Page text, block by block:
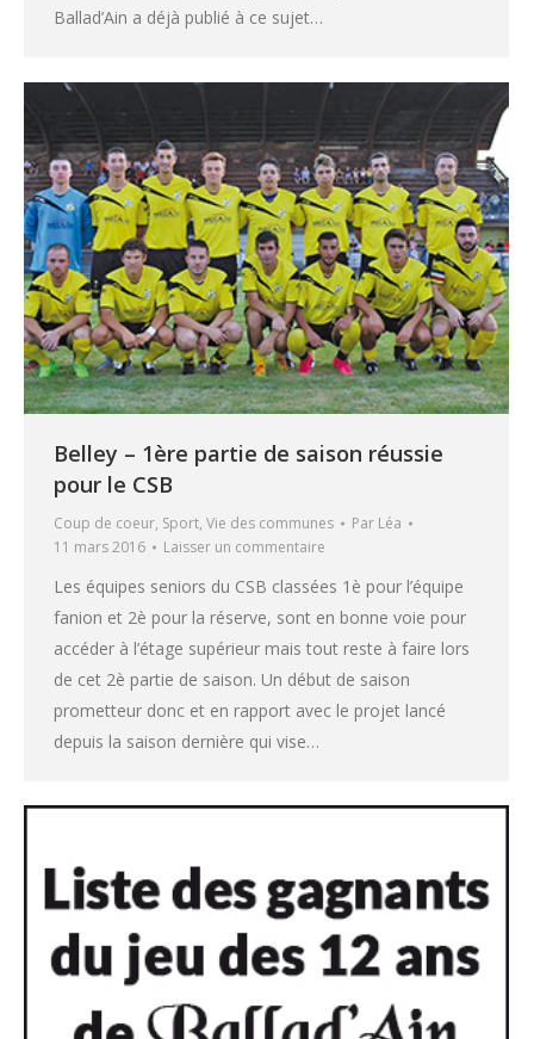
Ballad’Ain a déjà publié à ce sujet…
Belley – 1ère partie de saison réussie
pour le CSB
Coup de coeur, Sport, Vie des communes Par Léa
11 mars 2016
Laisser un commentaire
Les équipes seniors du CSB classées 1è pour l’équipe
fanion et 2è pour la réserve, sont en bonne voie pour
accéder à l’étage supérieur mais tout reste à faire lors
de cet 2è partie de saison. Un début de saison
prometteur donc et en rapport avec le projet lancé
depuis la saison dernière qui vise…